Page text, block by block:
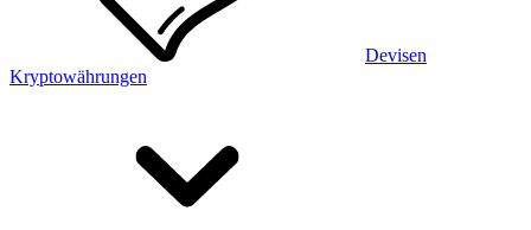
Devisen
Kryptowährungen